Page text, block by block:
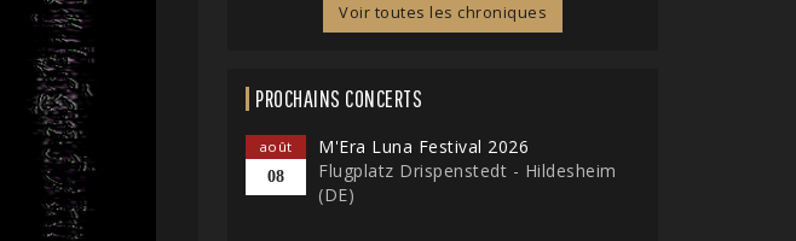
Voir toutes les chroniques
PROCHAINS CONCERTS
août
08
M'Era Luna Festival 2026
Flugplatz Drispenstedt - Hildesheim
(DE)